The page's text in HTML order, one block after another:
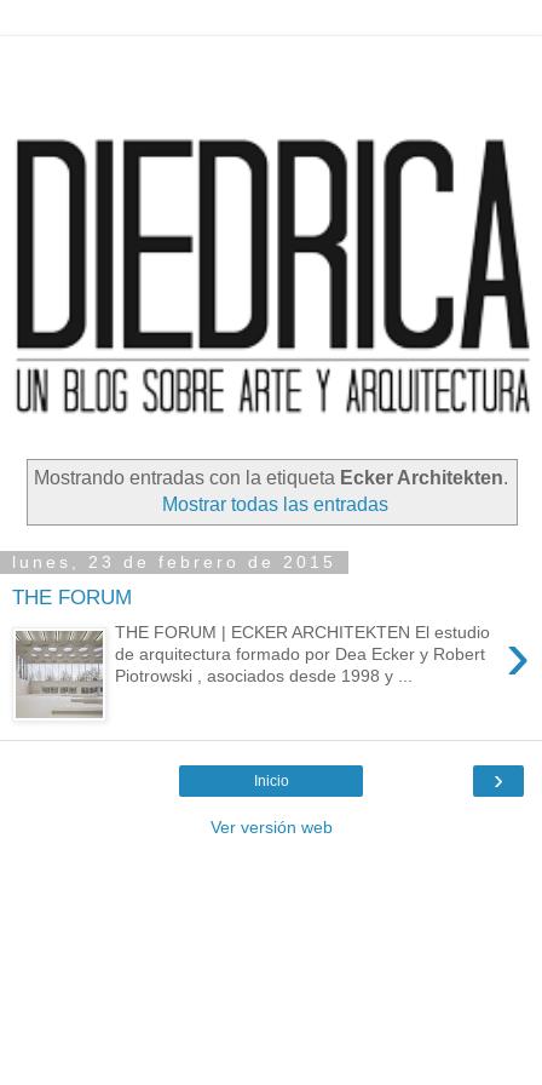
Mostrando entradas con la etiqueta Ecker Architekten.
Mostrar todas las entradas
lunes, 23 de febrero de 2015
THE FORUM
›
THE FORUM | ECKER ARCHITEKTEN El estudio
de arquitectura formado por Dea Ecker y Robert
Piotrowski , asociados desde 1998 y ...
›
Inicio
Ver versión web